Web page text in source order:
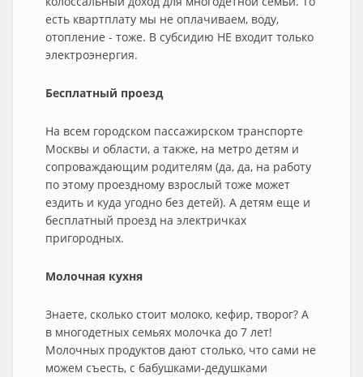
есть квартплату мы не оплачиваем, воду,
отопление - тоже. В субсидию НЕ входит только
электроэнергия.
Бесплатный проезд
На всем городском пассажирском транспорте
Москвы и области, а также, на метро детям и
сопроваждающим родителям (да, да, на работу
по этому проездному взрослый тоже может
ездить и куда угодно без детей). А детям еще и
бесплатный проезд на электричках
пригородных.
Молочная кухня
Знаете, сколько стоит молоко, кефир, творог? А
в многодетных семьях молочка до 7 лет!
Молочных продуктов дают столько, что сами не
можем съесть, с бабушками-дедушками